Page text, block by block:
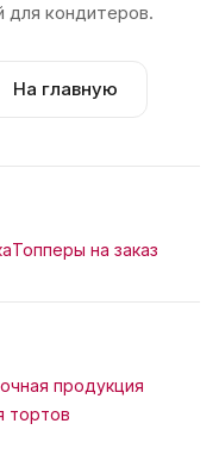
для кондитеров.
На главную
Топперы на заказ
продукция
тортов